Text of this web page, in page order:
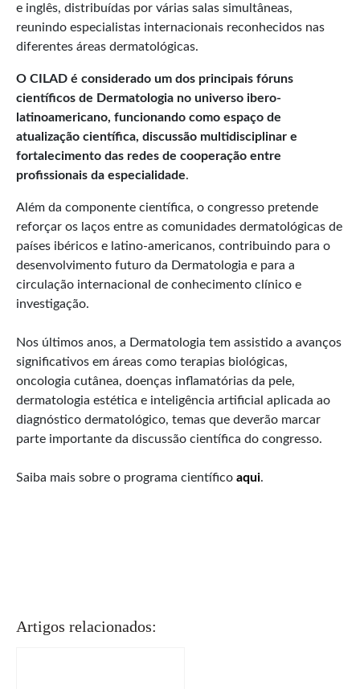
e inglês, distribuídas por várias salas simultâneas,
reunindo especialistas internacionais reconhecidos nas
diferentes áreas dermatológicas.
O CILAD é considerado um dos principais fóruns
científicos de Dermatologia no universo ibero-
latinoamericano, funcionando como espaço de
atualização científica, discussão multidisciplinar e
fortalecimento das redes de cooperação entre
profissionais da especialidade.
Além da componente científica, o congresso pretende
reforçar os laços entre as comunidades dermatológicas de
países ibéricos e latino-americanos, contribuindo para o
desenvolvimento futuro da Dermatologia e para a
circulação internacional de conhecimento clínico e
investigação.
Nos últimos anos, a Dermatologia tem assistido a avanços
significativos em áreas como terapias biológicas,
oncologia cutânea, doenças inflamatórias da pele,
dermatologia estética e inteligência artificial aplicada ao
diagnóstico dermatológico, temas que deverão marcar
parte importante da discussão científica do congresso.
Saiba mais sobre o programa científico aqui.
Artigos relacionados: